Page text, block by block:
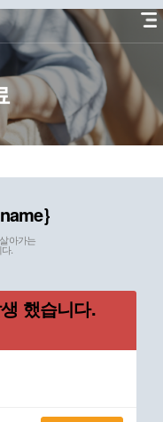
아가는
.
했습니다.